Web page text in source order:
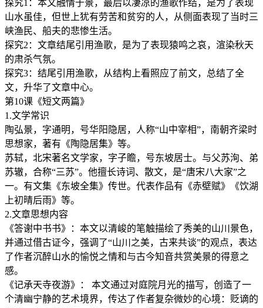
探究1：本文融情于景，最后以凄凉的渔歌作结，是为了表现
山水虽佳，但世上犹有劳苦和贫穷的人，从侧面表现了当时三
峡渔民、船夫的悲惨生活。
探究2：文章结尾引用渔歌，是为了表现猿鸣之哀，渲染秋天
的肃杀气氛。
探究3：结尾引用渔歌，从结构上看照应了前文，总结了全
文，升华了文章中心。
第10课《短文两篇》
1.文学常识
陶弘景，字通明，号华阳隐居，人称“山中宰相”，南朝齐梁时
思想家，著有《陶隐居集》等。
苏轼，北宋著名文学家，字子瞻，号东坡居士。与父苏洵、弟
苏辙，合称“三苏”。他擅长诗词、散文，是“唐宋八大家”之
一。有文集《东坡全集》传世。代表作品有《赤壁赋》《饮湖
上初晴后雨》等。
2.文章思想内容
《答谢中书书》：本文以清峻的笔触描绘了秀美的山川景色，
并通过借古证今，强调了“山川之美，古来共谈”的观点，表达
了作者沉醉山水的愉悦之情和与古今知音共赏美景的得意之
感。
《记承天寺夜游》： 本文通过对庭院月光的描写，创造了一
个清幽宁静的艺术境界，传达了作者复杂微妙的心境：贬谪的